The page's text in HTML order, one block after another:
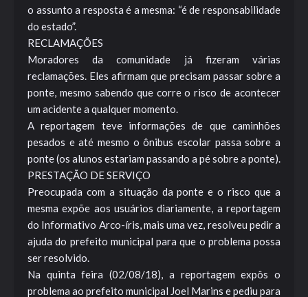
o assunto a resposta é a mesma: “é de responsabilidade
do estado”.
RECLAMAÇÕES
Moradores da comunidade já fizeram várias
reclamações. Eles afirmam que precisam passar sobre a
ponte, mesmo sabendo que corre o risco de acontecer
um acidente a qualquer momento.
A reportagem teve informações de que caminhões
pesados e até mesmo o ônibus escolar passa sobre a
ponte (os alunos estariam passando a pé sobre a ponte).
PRESTAÇÃO DE SERVIÇO
Preocupada com a situação da ponte e o risco que a
mesma expõe aos usuários diariamente, a reportagem
do Informativo Arco-íris, mais uma vez, resolveu pedir a
ajuda do prefeito municipal para que o problema possa
ser resolvido.
Na quinta feira (02/08/18), a reportagem expôs o
problema ao prefeito municipal Joel Marins e pediu para